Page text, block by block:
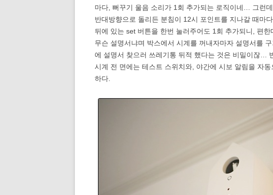
마다, 뻐꾸기 울음 소리가 1회 추가되는 로직이네… 그런
반대방향으로 돌리든 분침이 12시 포인트를 지나갈 때마
뒤에 있는 set 버튼을 한번 눌러주어도 1회 추가되니, 편
무슨 설명서냐며 박스에서 시계를 꺼내자마자 설명서를
에 설명서 찾으러 쓰레기통 뒤적 했다는 것은 비밀이잖…
시계 전 면에는 테스트 스위치와, 야간에 시보 알림을 자
하다.